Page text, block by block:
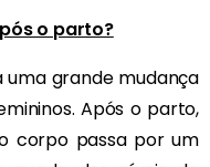
o parto?
uma grande mudança
Após o parto,
corpo passa por um